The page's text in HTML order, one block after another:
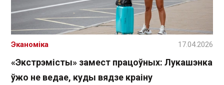
«Экстрэмісты» замест працоўных: Лукашэнка
ўжо не ведае, куды вядзе краіну
Эканоміка 17.04.2026